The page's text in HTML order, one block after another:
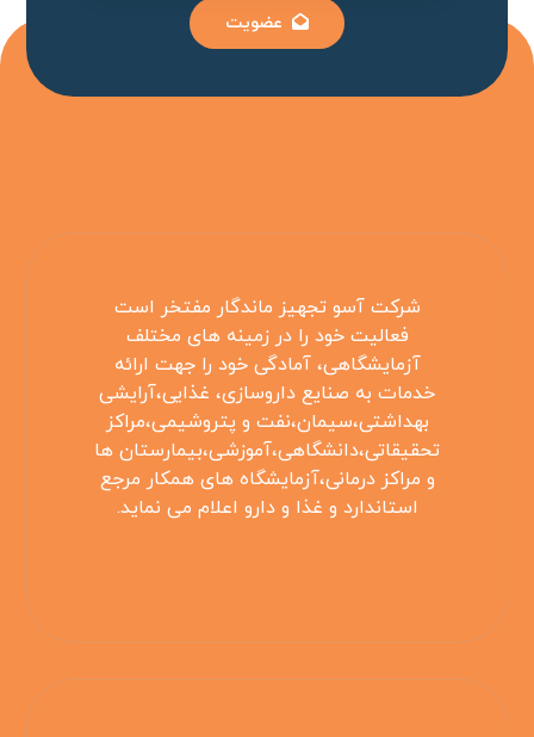
عضویت
شرکت آسو تجهیز ماندگار مفتخر است
فعالیت خود را در زمینه های مختلف
آزمایشگاهی، آمادگی خود را جهت ارائه
خدمات به صنایع داروسازی، غذایی،آرایشی
بهداشتی،سیمان،نفت و پتروشیمی،مراکز
تحقیقاتی،دانشگاهی،آموزشی،بیمارستان ها
و مراکز درمانی،آزمایشگاه های همکار مرجع
استاندارد و غذا و دارو اعلام می نماید.